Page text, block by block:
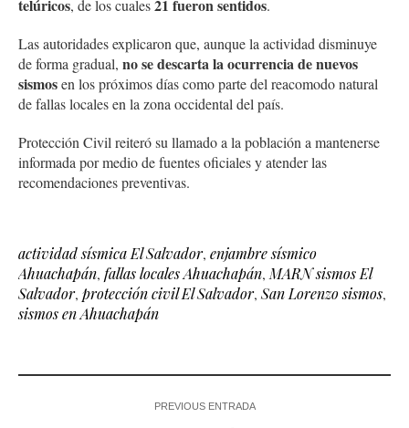
telúricos, de los cuales21 fueron sentidos.
Las autoridades explicaron que, aunque la actividad disminuye
de forma gradual, no se descarta la ocurrencia de nuevos
sismosen los próximos días como parte del reacomodo natural
de fallas locales en la zona occidental del país.
Protección Civil reiteró su llamado a la población a mantenerse
informada por medio de fuentes oficiales y atender las
recomendaciones preventivas.
actividad sísmica El Salvador, enjambre sísmico
Ahuachapán, fallas locales Ahuachapán, MARN sismos El
Salvador, protección civil El Salvador, San Lorenzo sismos,
sismos en Ahuachapán
PREVIOUS ENTRADA